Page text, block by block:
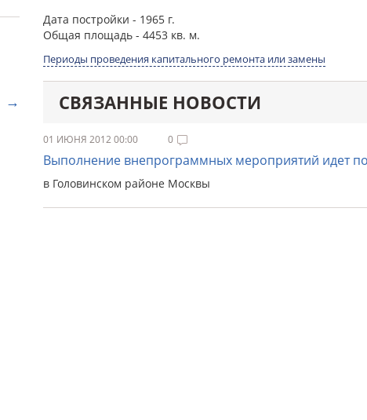
Дата постройки - 1965 г.
Общая площадь- 4453 кв. м.
Периоды проведения капитального ремонта или замены
СВЯЗАННЫЕ НОВОСТИ
01 ИЮНЯ 2012 00:00 0
Выполнение внепрограммных мероприятий идет
в Головинском районе Москвы